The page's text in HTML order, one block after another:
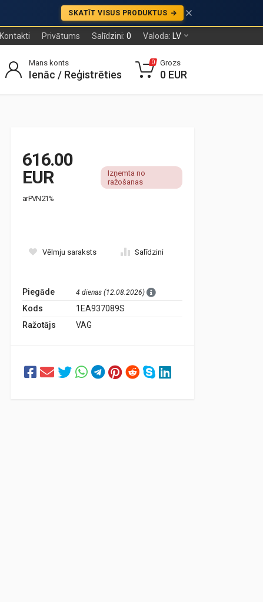
SKATĪT VISUS PRODUKTUS
Kontakti Privātums Salīdzini: 0 Valoda: LV
Mans konts
Ienāc / Reģistrēties
0 Grozs
0 EUR
616.00
EUR
ar PVN 21%
Izņemta no
ražošanas
Vēlmju saraksts Salīdzini
Piegāde 4 dienas (12.08.2026)
Kods
1EA937089S
Ražotājs
VAG